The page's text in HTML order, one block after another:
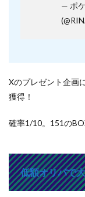
— ポ
Xのプレゼント企画
獲得！
確率1/10。151の
低額オリパで